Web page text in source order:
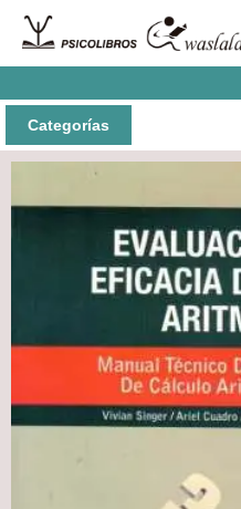
Categorías